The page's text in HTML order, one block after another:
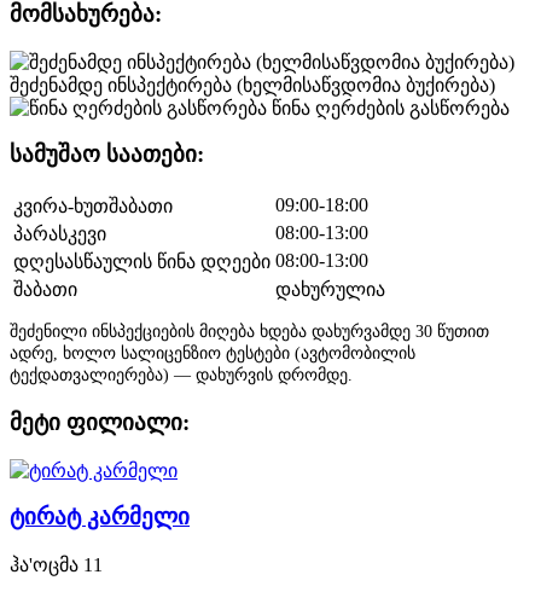
მომსახურება:
შეძენამდე ინსპექტირება (ხელმისაწვდომია ბუქირება)
წინა ღერძების გასწორება
სამუშაო საათები:
კვირა-ხუთშაბათი
09:00-18:00
პარასკევი
08:00-13:00
დღესასწაულის წინა დღეები 08:00-13:00
შაბათი
დახურულია
შეძენილი ინსპექციების მიღება ხდება დახურვამდე 30 წუთით
ადრე, ხოლო სალიცენზიო ტესტები (ავტომობილის
ტექდათვალიერება) — დახურვის დრომდე.
მეტი ფილიალი:
ტირატ კარმელი
ჰა'ოცმა 11